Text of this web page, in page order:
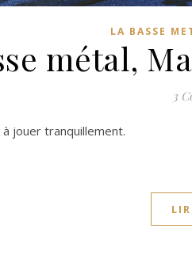
LA BASSE
métal,
3
jouer tranquillement.